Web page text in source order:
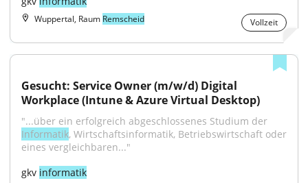
Wuppertal, Raum Remscheid Vollzeit
Gesucht: Service Owner (m/w/d) Digital
Workplace (Intune & Azure Virtual Desktop)
Informatik, Wirtschaftsinformatik, Betriebswirtschaft oder
eines vergleichbaren..."
gkv informatik